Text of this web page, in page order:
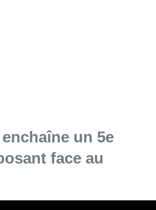
un 5e
face au